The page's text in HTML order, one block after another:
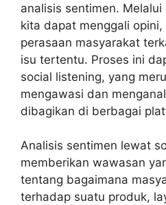
analisis sentimen.
kita dapat menggali
perasaan masyarakat
isu tertentu. Proses ini
social listening, yang
mengawasi dan
dibagikan di berbagai
Analisis sentimen lewat
memberikan wawasan
tentang bagaimana
terhadap suatu produk,